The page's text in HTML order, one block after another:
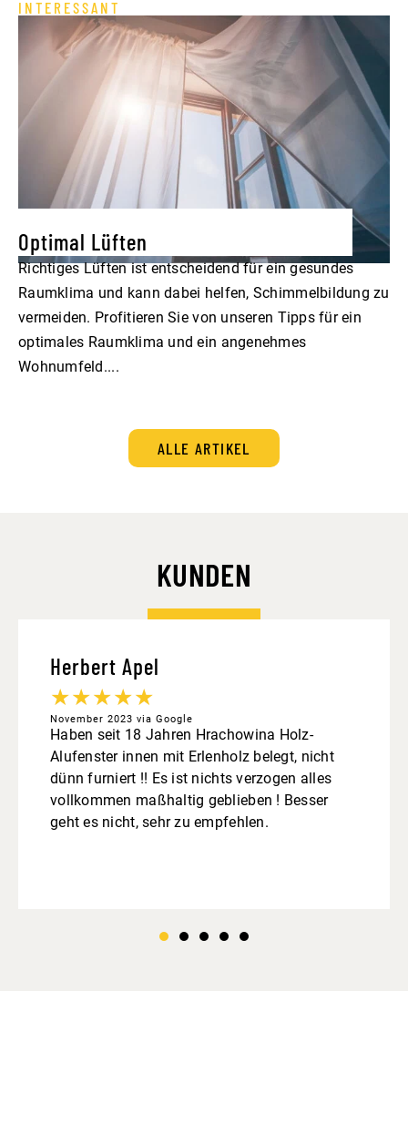
INTERESSANT
Optimal Lüften
Richtiges Lüften ist entscheidend für ein gesundes
Raumklima und kann dabei helfen, Schimmelbildung zu
vermeiden. Profitieren Sie von unseren Tipps für ein
optimales Raumklima und ein angenehmes
Wohnumfeld....
ALLE ARTIKEL
KUNDEN
Herbert Apel
★★★★★
November 2023 via Google
Haben seit 18 Jahren Hrachowina Holz-
Alufenster innen mit Erlenholz belegt, nicht
dünn furniert !! Es ist nichts verzogen alles
vollkommen maßhaltig geblieben ! Besser
geht es nicht, sehr zu empfehlen.